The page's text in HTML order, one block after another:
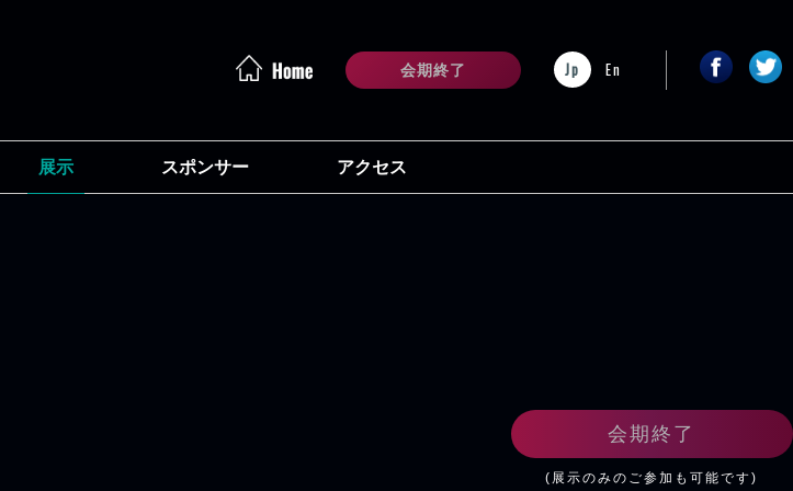
会期終了 Jp En
展示 スポンサー アクセス
会期終了
(展示のみのご参加も可能です)